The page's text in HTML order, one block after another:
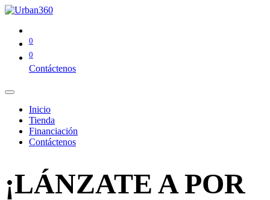
0
0
Contáctenos
Inicio
Tienda
Financiación
Contáctenos
¡LÁNZATE A POR